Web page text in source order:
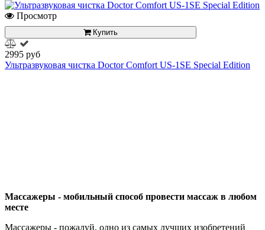
Просмотр
Купить
2995 руб
Ультразвуковая чистка Doctor Comfort US-1SE Special Edition
Массажеры - мобильный способ провести массаж в любом
месте
Массажеры - пожалуй, одно из самых лучших изобретений